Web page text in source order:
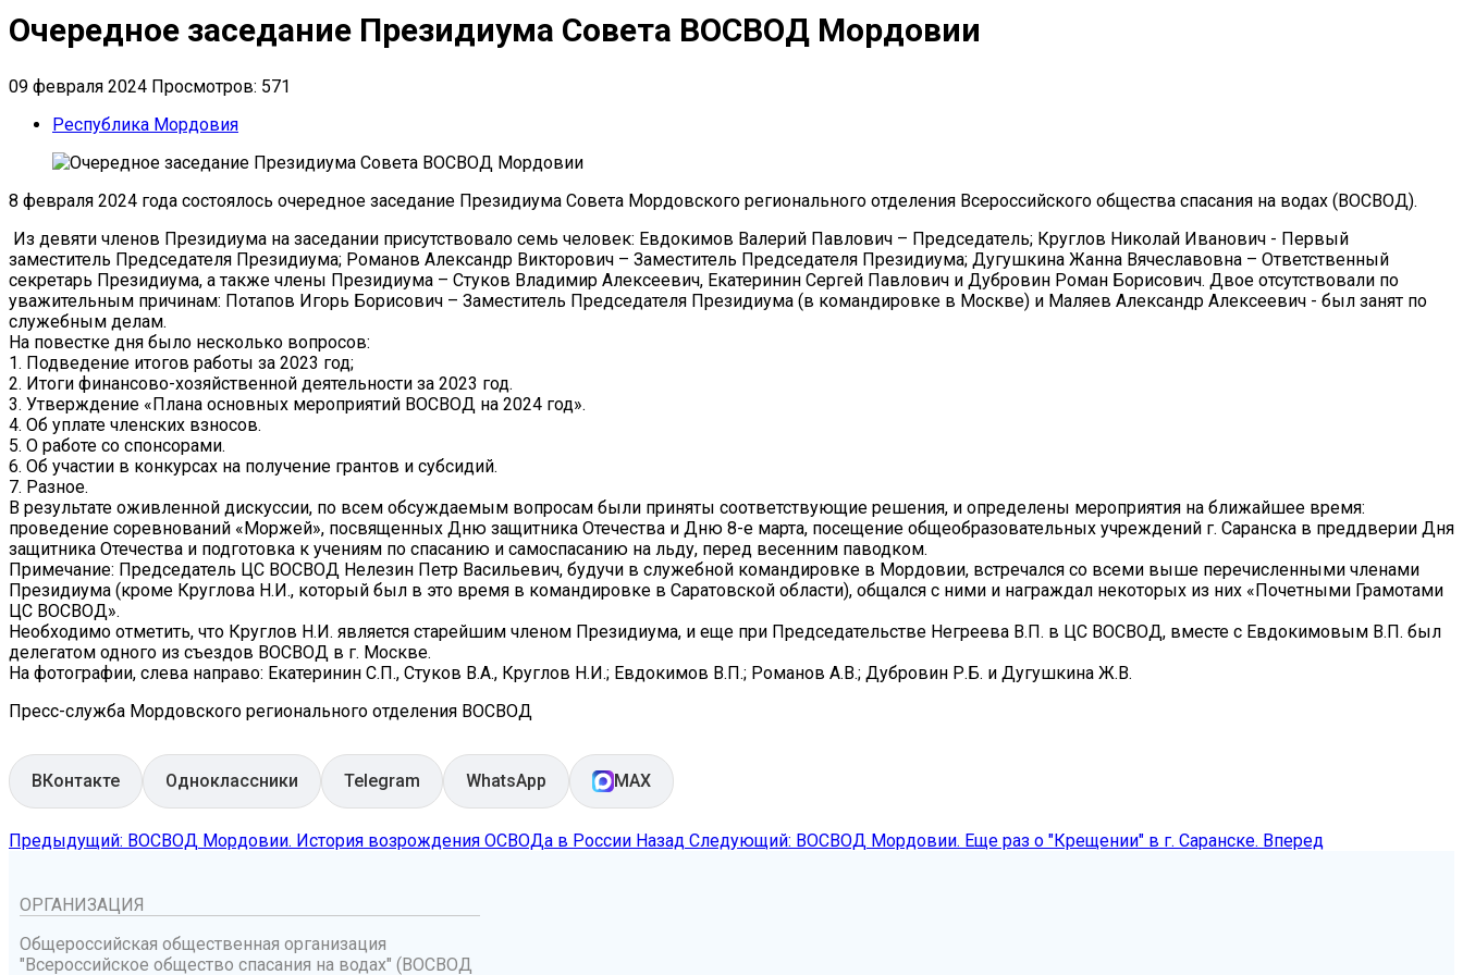
Очередное заседание Президиума Совета ВОСВОД Мордовии
09 февраля 2024 Просмотров: 571
Республика Мордовия
8 февраля 2024 года состоялось очередное заседание Президиума Совета Мордовского регионального отделения Всероссийского общества спасания на водах (ВОСВОД).
Из девяти членов Президиума на заседании присутствовало семь человек: Евдокимов Валерий Павлович – Председатель; Круглов Николай Иванович - Первый
заместитель Председателя Президиума; Романов Александр Викторович – Заместитель Председателя Президиума; Дугушкина Жанна Вячеславовна – Ответственный
секретарь Президиума, а также члены Президиума – Стуков Владимир Алексеевич, Екатеринин Сергей Павлович и Дубровин Роман Борисович. Двое отсутствовали по
уважительным причинам: Потапов Игорь Борисович – Заместитель Председателя Президиума (в командировке в Москве) и Маляев Александр Алексеевич - был занят по
служебным делам.
На повестке дня было несколько вопросов:
1. Подведение итогов работы за 2023 год;
2. Итоги финансово-хозяйственной деятельности за 2023 год.
3. Утверждение «Плана основных мероприятий ВОСВОД на 2024 год».
4. Об уплате членских взносов.
5. О работе со спонсорами.
6. Об участии в конкурсах на получение грантов и субсидий.
7. Разное.
В результате оживленной дискуссии, по всем обсуждаемым вопросам были приняты соответствующие решения, и определены мероприятия на ближайшее время:
проведение соревнований «Моржей», посвященных Дню защитника Отечества и Дню 8-е марта, посещение общеобразовательных учреждений г. Саранска в преддверии Дня
защитника Отечества и подготовка к учениям по спасанию и самоспасанию на льду, перед весенним паводком.
Примечание: Председатель ЦС ВОСВОД Нелезин Петр Васильевич, будучи в служебной командировке в Мордовии, встречался со всеми выше перечисленными членами
Президиума (кроме Круглова Н.И., который был в это время в командировке в Саратовской области), общался с ними и награждал некоторых из них «Почетными Грамотами
ЦС ВОСВОД».
Необходимо отметить, что Круглов Н.И. является старейшим членом Президиума, и еще при Председательстве Негреева В.П. в ЦС ВОСВОД, вместе с Евдокимовым В.П. был
делегатом одного из съездов ВОСВОД в г. Москве.
На фотографии, слева направо: Екатеринин С.П., Стуков В.А., Круглов Н.И.; Евдокимов В.П.; Романов А.В.; Дубровин Р.Б. и Дугушкина Ж.В.
Пресс-служба Мордовского регионального отделения ВОСВОД
ВКонтакте Одноклассники Telegram WhatsApp MAX
Предыдущий: ВОСВОД Мордовии. История возрождения ОСВОДа в России Назад Следующий: ВОСВОД Мордовии. Еще раз о "Крещении" в г. Саранске. Вперед
ОРГАНИЗАЦИЯ
Общероссийская общественная организация
"Всероссийское общество спасания на водах" (ВОСВОД